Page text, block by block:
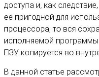
доступа и, как
её пригодной для
процессора, то вся
исполняемой
ПЗУ копируется во
В данной статье